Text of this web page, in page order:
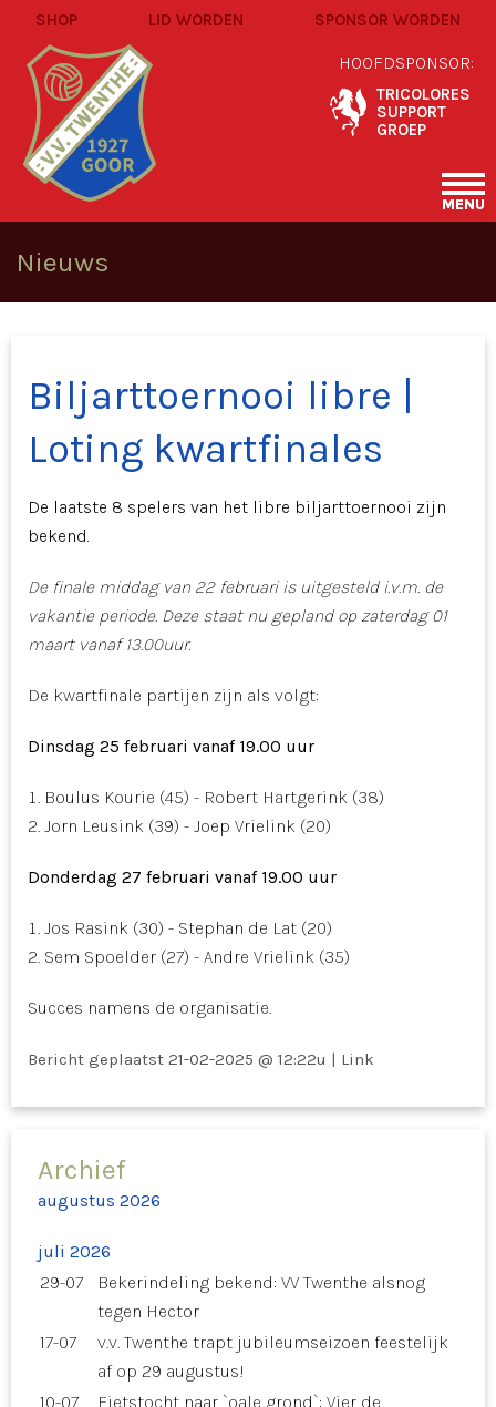
SHOP LID WORDEN SPONSOR WORDEN
HOOFDSPONSOR:
TRICOLORES
SUPPORT
GROEP
MENU
Nieuws
Biljarttoernooi libre |
Loting kwartfinales
De laatste 8 spelers van het libre biljarttoernooi zijn
bekend.
De finale middag van 22 februari is uitgesteld i.v.m. de
vakantie periode. Deze staat nu gepland op zaterdag 01
maart vanaf 13.00uur.
De kwartfinale partijen zijn als volgt:
Dinsdag 25 februari vanaf 19.00 uur
Boulus Kourie (45) - Robert Hartgerink (38)
Jorn Leusink (39) - Joep Vrielink (20)
Donderdag 27 februari vanaf 19.00 uur
Jos Rasink (30) - Stephan de Lat (20)
Sem Spoelder (27) - Andre Vrielink (35)
Succes namens de organisatie.
Bericht geplaatst 21-02-2025 @ 12:22u | Link
Archief
augustus 2026
juli 2026
29-07
Bekerindeling bekend: VV Twenthe alsnog
tegen Hector
17-07
v.v. Twenthe trapt jubileumseizoen feestelijk
af op 29 augustus!
10-07
Fietstocht naar `oale grond`: Vier de